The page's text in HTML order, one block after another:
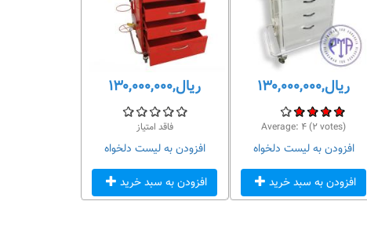
ریال,۱۳۰,۰۰۰,۰۰۰
فاقد امتیاز
افزودن به لیست دلخواه
افزودن به سبد خرید
ریال,۱۳۰,۰۰۰,۰۰۰
Average: ۴(۲votes)
افزودن به لیست دلخواه
افزودن به سبد خرید